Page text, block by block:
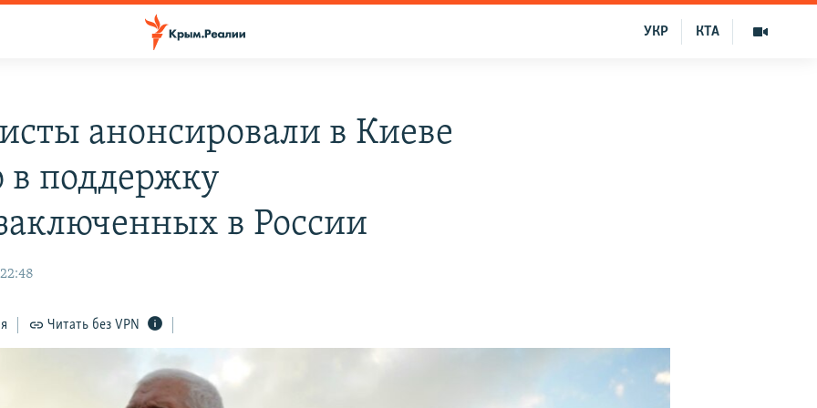
КТА
УКР
анонсировали в Киеве
поддержку
в России
Читать без VPN